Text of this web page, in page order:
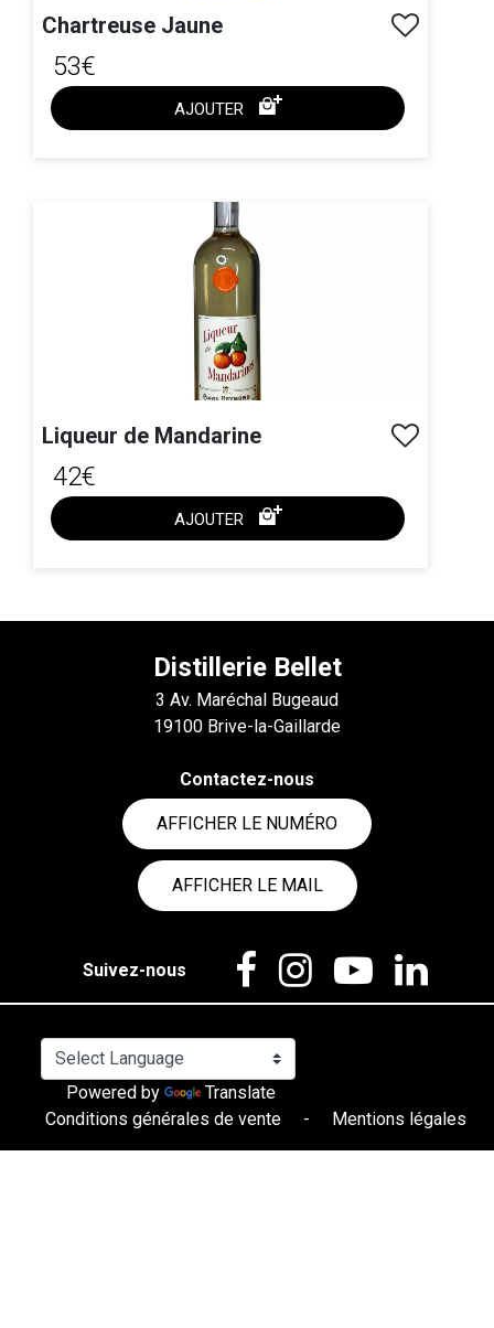
Chartreuse Jaune
53€
AJOUTER
ACHAT EXPRESS
Liqueur de Mandarine
42€
AJOUTER
Distillerie Bellet
3 Av. Maréchal Bugeaud
19100 Brive-la-Gaillarde
Contactez-nous
AFFICHER LE NUMÉRO
AFFICHER LE MAIL
Suivez-nous
Powered by
Translate
Conditions générales de vente
- Mentions légales